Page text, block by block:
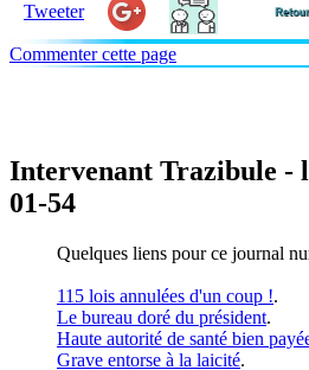
Tweeter
Commenter cette page
Intervenant Trazibule -
01-54
Quelques liens pour ce journal
115 lois annulées d'un coup !.
Le bureau doré du président.
Haute autorité de santé bien
Grave entorse à la laicité.